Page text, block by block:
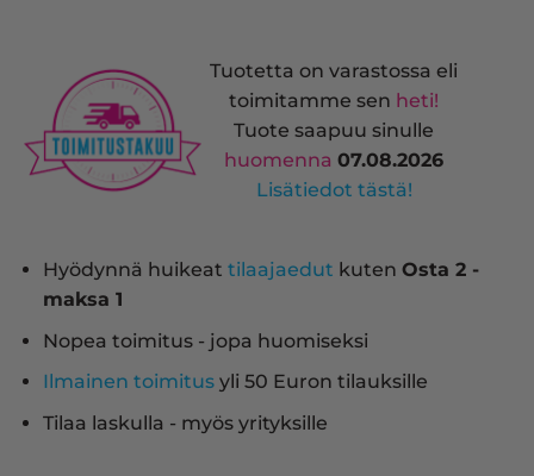
Tuotetta on varastossa eli
toimitamme sen heti!
Tuote saapuu sinulle
huomenna07.08.2026
Lisätiedot tästä!
Hyödynnä huikeat tilaajaedut kuten Osta 2 -
maksa 1
Nopea toimitus - jopa huomiseksi
Ilmainen toimitusyli 50 Euron tilauksille
Tilaa laskulla - myös yrityksille